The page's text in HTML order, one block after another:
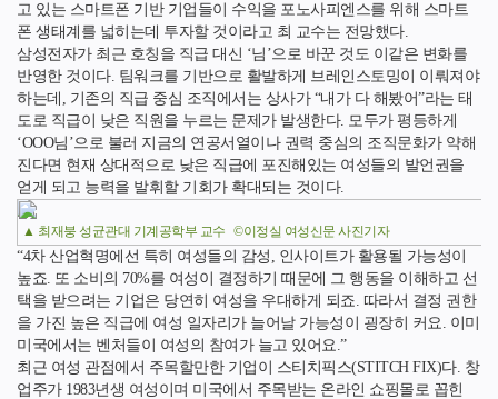
고 있는 스마트폰 기반 기업들이 수익을 포노사피엔스를 위해 스마트
폰 생태계를 넓히는데 투자할 것이라고 최 교수는 전망했다.
삼성전자가 최근 호칭을 직급 대신 ‘님’으로 바꾼 것도 이같은 변화를
반영한 것이다. 팀워크를 기반으로 활발하게 브레인스토밍이 이뤄져야
하는데, 기존의 직급 중심 조직에서는 상사가 “내가 다 해봤어”라는 태
도로 직급이 낮은 직원을 누르는 문제가 발생한다. 모두가 평등하게
‘OOO님’으로 불러 지금의 연공서열이나 권력 중심의 조직문화가 약해
진다면 현재 상대적으로 낮은 직급에 포진해있는 여성들의 발언권을
얻게 되고 능력을 발휘할 기회가 확대되는 것이다.
▲ 최재붕 성균관대 기계공학부 교수 ©이정실 여성신문 사진기자
“4차 산업혁명에선 특히 여성들의 감성, 인사이트가 활용될 가능성이
높죠. 또 소비의 70%를 여성이 결정하기 때문에 그 행동을 이해하고 선
택을 받으려는 기업은 당연히 여성을 우대하게 되죠. 따라서 결정 권한
을 가진 높은 직급에 여성 일자리가 늘어날 가능성이 굉장히 커요. 이미
미국에서는 벤처들이 여성의 참여가 늘고 있어요.”
최근 여성 관점에서 주목할만한 기업이 스티치픽스(STITCH FIX)다. 창
업주가 1983년생 여성이며 미국에서 주목받는 온라인 쇼핑몰로 꼽힌